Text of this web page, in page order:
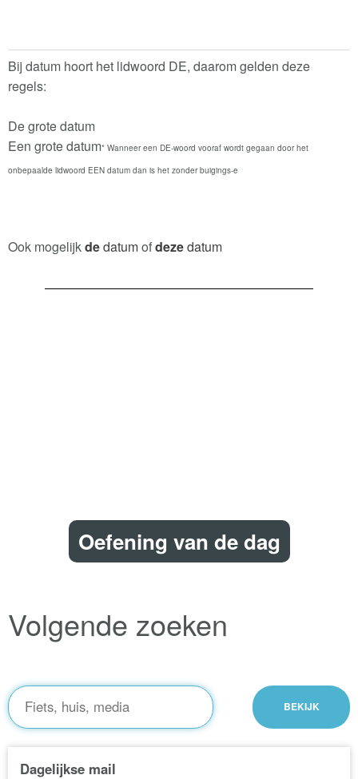
Bij datum hoort het lidwoord DE, daarom gelden deze
regels:
De grote datum
Een grote datum* Wanneer een DE-woord vooraf wordt gegaan door het
onbepaalde lidwoord EEN datum dan is het zonder buigings-e
Ook mogelijkdedatumofdezedatum
Oefening van de dag
Volgende zoeken
Dagelijkse mail